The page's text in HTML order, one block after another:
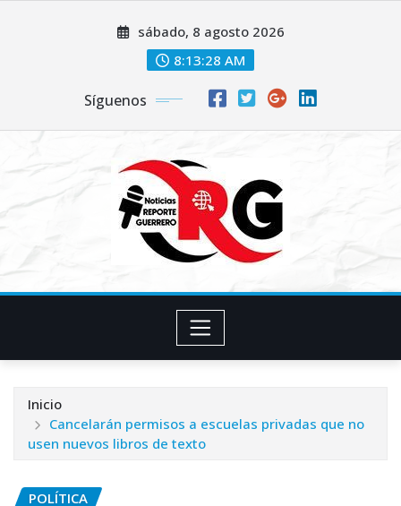
sábado, 8 agosto 2026
8:13:29 AM
Síguenos
Inicio
Cancelarán permisos a escuelas privadas que no
usen nuevos libros de texto
POLÍTICA